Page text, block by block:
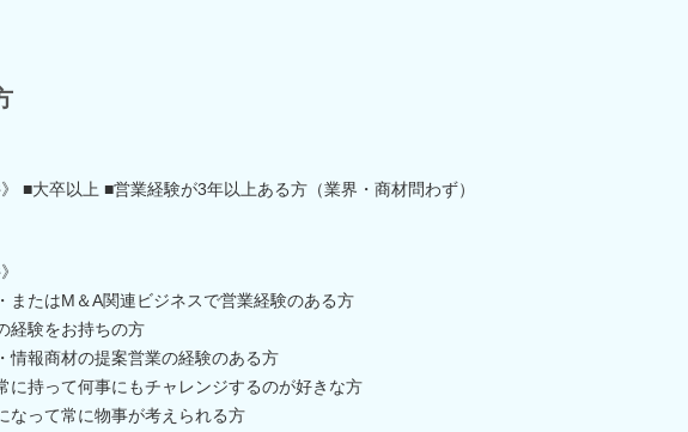
》 ■大卒以上 ■営業経験が3年以上ある方（業界・商材問わず）
またはM＆A関連ビジネスで営業経験のある方
経験をお持ちの方
情報商材の提案営業の経験のある方
に持って何事にもチャレンジするのが好きな方
なって常に物事が考えられる方